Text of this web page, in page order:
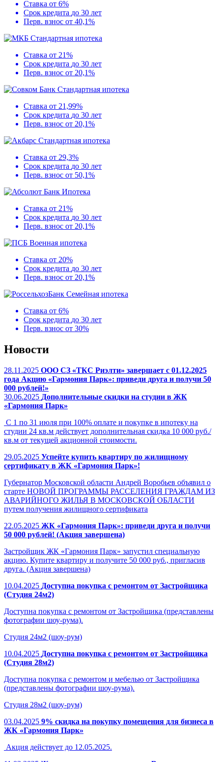
Ставка от 6%
Срок кредита до 30 лет
Перв. взнос от 40,1%
Стандартная ипотека
Ставка от 21%
Срок кредита до 30 лет
Перв. взнос от 20,1%
Стандартная ипотека
Ставка от 21,99%
Срок кредита до 30 лет
Перв. взнос от 20,1%
Стандартная ипотека
Ставка от 29,3%
Срок кредита до 30 лет
Перв. взнос от 50,1%
Ипотека
Ставка от 21%
Срок кредита до 30 лет
Перв. взнос от 20,1%
Военная ипотека
Ставка от 20%
Срок кредита до 30 лет
Перв. взнос от 20,1%
Семейная ипотека
Ставка от 6%
Срок кредита до 30 лет
Перв. взнос от 30%
Новости
28.11.2025 ООО СЗ «ТКС Риэлти» завершает с 01.12.2025
года Акцию «Гармония Парк»: приведи друга и получи 50
000 рублей!»
30.06.2025 Дополнительные скидки на студии в ЖК
«Гармония Парк»
С 1 по 31 июля при 100% оплате и покупке в ипотеку на
студии 24 кв.м действует дополнительная скидка 10 000 руб./
кв.м от текущей акционной стоимости.
29.05.2025 Успейте купить квартиру по жилищному
сертификату в ЖК «Гармония Парк»!
Губернатор Московской области Андрей Воробьев объявил о
старте НОВОЙ ПРОГРАММЫ РАССЕЛЕНИЯ ГРАЖДАМ ИЗ
АВАРИЙНОГО ЖИЛЬЯ В МОСКОВСКОЙ ОБЛАСТИ
путем получения жилищного сертификата
22.05.2025 ЖК «Гармония Парк»: приведи друга и получи
50 000 рублей! (Акция завершена)
Застройщик ЖК «Гармония Парк» запустил специальную
акцию. Купите квартиру и получите 50 000 руб., пригласив
друга. (Акция завершена)
10.04.2025 Доступна покупка с ремонтом от Застройщика
(Студия 24м2)
Доступна покупка с ремонтом от Застройщика (представлены
фотографии шоу-рума).
Студия 24м2 (шоу-рум)
10.04.2025 Доступна покупка с ремонтом от Застройщика
(Студия 28м2)
Доступна покупка с ремонтом и мебелью от Застройщика
(представлены фотографии шоу-рума).
Студия 28м2 (шоу-рум)
03.04.2025 9% скидка на покупку помещения для бизнеса в
ЖК «Гармония Парк»
Акция действует до 12.05.2025.